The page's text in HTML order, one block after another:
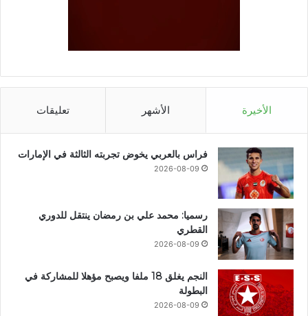
الأخيرة الأشهر تعليقات
فراس بالعربي يخوض تجربته الثالثة في الإمارات
2026-08-09
رسميا: محمد علي بن رمضان ينتقل للدوري
القطري
2026-08-09
النجم يغلق 18 ملفا ويصبح مؤهلا للمشاركة في
البطولة
2026-08-09